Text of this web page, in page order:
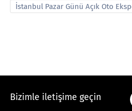
İstanbul Pazar Günü Açık Oto
Bizimle iletişime geçin